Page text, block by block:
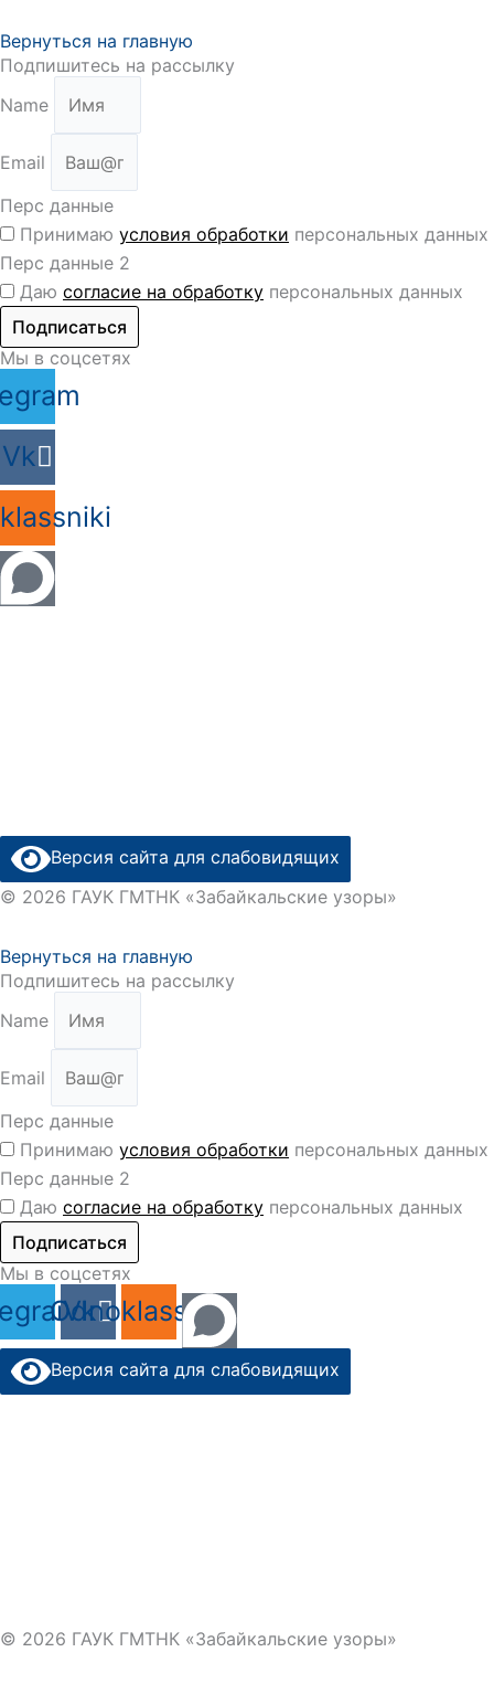
Вернуться на главную
Подпишитесь на рассылку
Name
Email
Перс данные
Принимаю условия обработки персональных данных
Перс данные 2
Даю согласие на обработку персональных данных
Подписаться
Мы в соцсетях
Vk
Версия сайта для слабовидящих
© 2026 ГАУК ГМТНК «Забайкальские узоры»
Вернуться на главную
Подпишитесь на рассылку
Name
Email
Перс данные
Принимаю условия обработки персональных данных
Перс данные 2
Даю согласие на обработку персональных данных
Подписаться
Мы в соцсетях
Vk
Odnoklassniki
Версия сайта для слабовидящих
© 2026 ГАУК ГМТНК «Забайкальские узоры»